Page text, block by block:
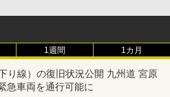
1週間 1カ月
り線）の復旧状況公開 九州道 宮原
急車両を通行可能に